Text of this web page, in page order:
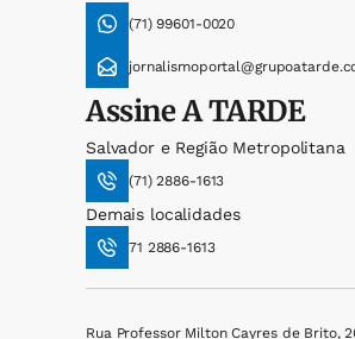
(71) 99601-0020
AssineA TARDE
Salvador e Região Metropolitana
(71) 2886-1613
Demais localidades
71 2886-1613
Rua Professor Milton Cayres de Brito,